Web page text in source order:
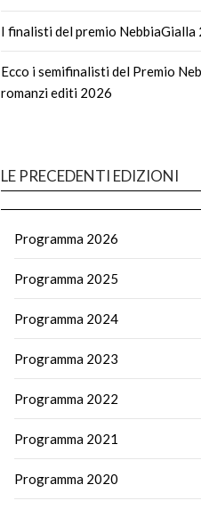
I finalisti del premio NebbiaGialla
Ecco i semifinalisti del Premio
romanzi editi 2026
LE PRECEDENTI EDIZIONI
Programma 2026
Programma 2025
Programma 2024
Programma 2023
Programma 2022
Programma 2021
Programma 2020